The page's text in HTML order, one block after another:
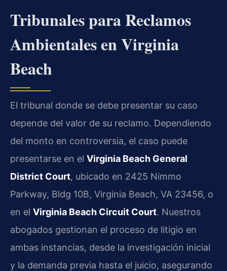
Tribunales para Reclamos
Ambientales en Virginia
Beach
El tribunal donde se debe presentar su caso
depende del valor de su reclamo. Dependiendo
del monto en controversia, el caso puede
presentarse en el Virginia Beach General
District Court, ubicado en 2425 Nimmo
Parkway, Bldg 10B, Virginia Beach, VA 23456, o
en el Virginia Beach Circuit Court. Nuestros
abogados gestionan el proceso de litigio en
ambas instancias, desde la investigación inicial
y la demanda previa hasta el juicio, asegurando